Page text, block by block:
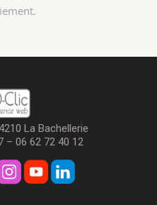
La Bachellerie
– 06 62 72 40 12